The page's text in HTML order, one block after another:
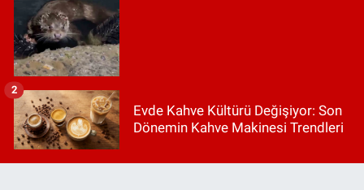
Evde Kahve Kültürü Değişiyor: Son
Dönemin Kahve Makinesi Trendleri
2